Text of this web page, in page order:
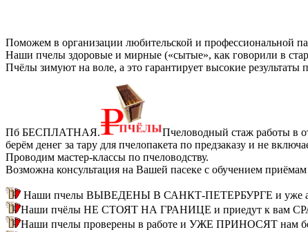
Поможем в организации любительской и профессиональной
Наши пчелы здоровые и мирные («сытые», как говорили в
Пчёлы зимуют на воле, а это гарантирует высокие
Пб БЕСПЛАТНАЯ.
Пчеловодный стаж работы в
берём денег за тару для пчелопакета по предзаказу и не
Проводим мастер-классы по пчеловодству.
Возможна консультация на Вашей пасеке с обучением
Наши пчелы ВЫВЕДЕНЫ В САНКТ-ПЕТЕРБУРГЕ и уже
Наши пчёлы НЕ СТОЯТ НА ГРАНИЦЕ и приедут к вам
Наши пчелы проверены в работе и УЖЕ ПРИНОСЯТ нам